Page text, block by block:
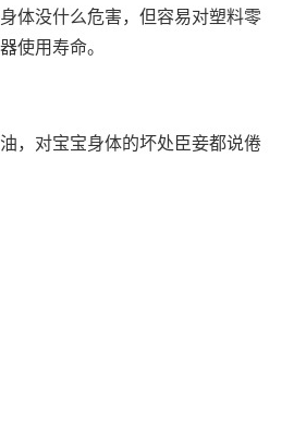
体没什么危害，但容易对塑料零
使用寿命。
，对宝宝身体的坏处臣妾都说倦